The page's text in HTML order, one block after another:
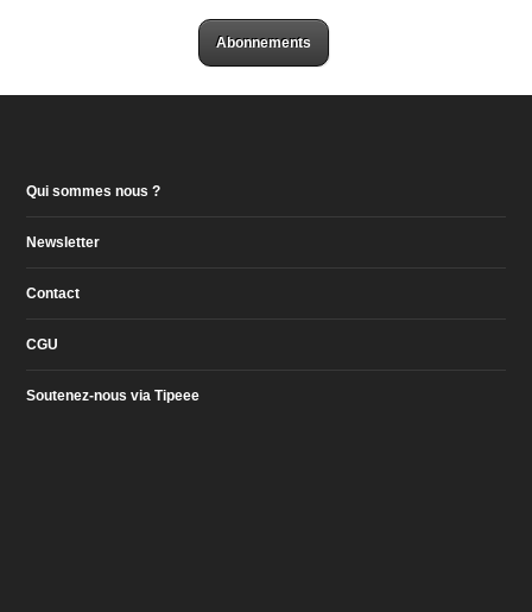
Abonnements
Qui sommes nous ?
Newsletter
Contact
CGU
Soutenez-nous via Tipeee